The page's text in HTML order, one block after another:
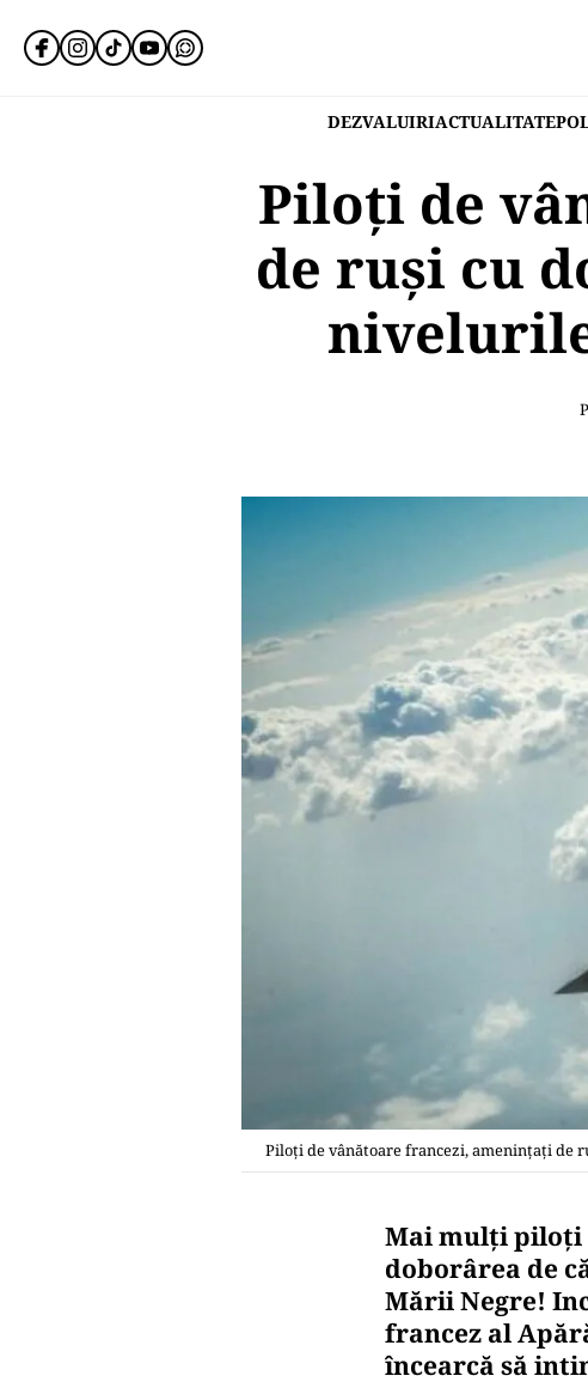
DEZVALUIRIACTUALITATE
Piloți de
de ruși cu
Piloți de vânătoare francezi, amenințați de
Mai mulți piloți
doborârea de
Mării Negre!
francez al
încearcă să